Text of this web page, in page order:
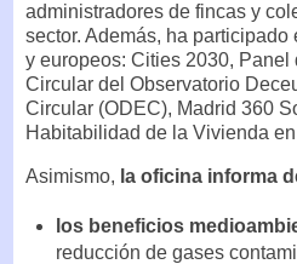
administradores de fincas y
sector. Además, ha
y europeos: Cities 2030, Panel
Circular del Observatorio
Circular (ODEC), Madrid 360
Habitabilidad de la Vivienda
Asimismo, la oficina informa
los beneficios
reducción de gases